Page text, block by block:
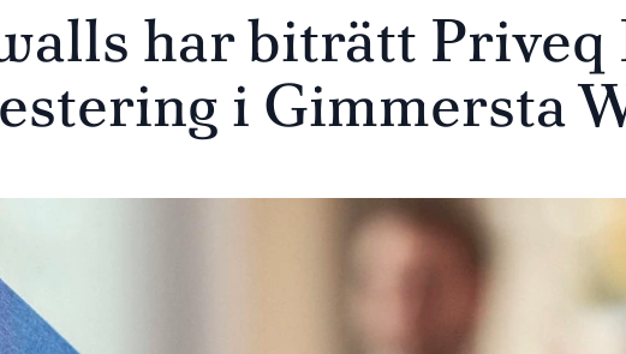
har biträtt Priveq
i Gimmersta